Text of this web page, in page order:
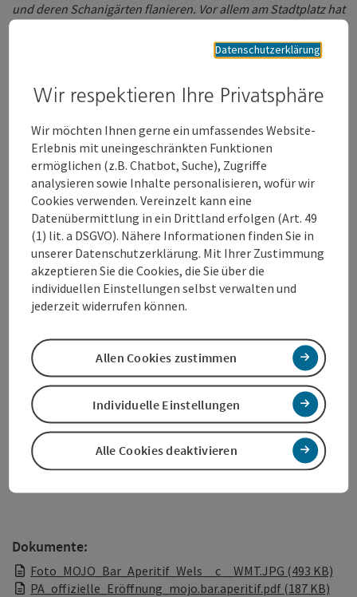
und deren Schanigärten flanieren. Vor allem am Stadtplatz hat
gefestigt. Der Standort war genau jetzt zu haben, daher
erfolgte unsere Entscheidung zur Realisierung gerade jetzt“,
Öffnungszeiten (derzeit):
Dienstag bis Samstag: 12:00 – 22:00h
Samstag: 11:00 – 22:00h
Sonntag / Montag: Ruhetag
Kontakt: +43(0)69910412488
Office@mojo-bar-aperitif.at
Zum Eröffnungsbesuch fanden sich nun Bürgermeister Dr.
Andreas Rabl, Wirtschaftsreferent Stadtrat Dr. Martin
Oberndorfer und GF Peter Jungreithmair, MBA (GF Wels
Fotonachweis: Wels Marketing & Touristik GmbH
Foto v.l.n.r.:
Peter Jungreithmair, MBA (GF Wels Marketing &
Touristik GmbH), Wirtschaftsreferent Stadtrat Dr. Martin
Oberndorfer, Susana und Stefan Himmelbauer (Mojo Bar
Aperitif), Bürgermeister Dr. Andreas Rabl (Stadt Wels)
Dokumente:
Foto_MOJO_Bar_Aperitif_Wels__c__WMT.JPG (493 KB)
PA_offizielle_Eröffnung_mojo.bar.aperitif.pdf (187 KB)
Datenschutzerklärung
Wir respektieren Ihre Privatsphäre
Wir möchten Ihnen gerne ein umfassendes Website-
Erlebnis mit uneingeschränkten Funktionen
ermöglichen (z.B. Chatbot, Suche), Zugriffe
analysieren sowie Inhalte personalisieren, wofür wir
Cookies verwenden. Vereinzelt kann eine
Datenübermittlung in ein Drittland erfolgen (Art. 49
(1) lit. a DSGVO). Nähere Informationen finden Sie in
unserer Datenschutzerklärung. Mit Ihrer Zustimmung
akzeptieren Sie die Cookies, die Sie über die
individuellen Einstellungen selbst verwalten und
jederzeit widerrufen können.
Alle Cookies deaktivieren
Individuelle Einstellungen
Allen Cookies zustimmen